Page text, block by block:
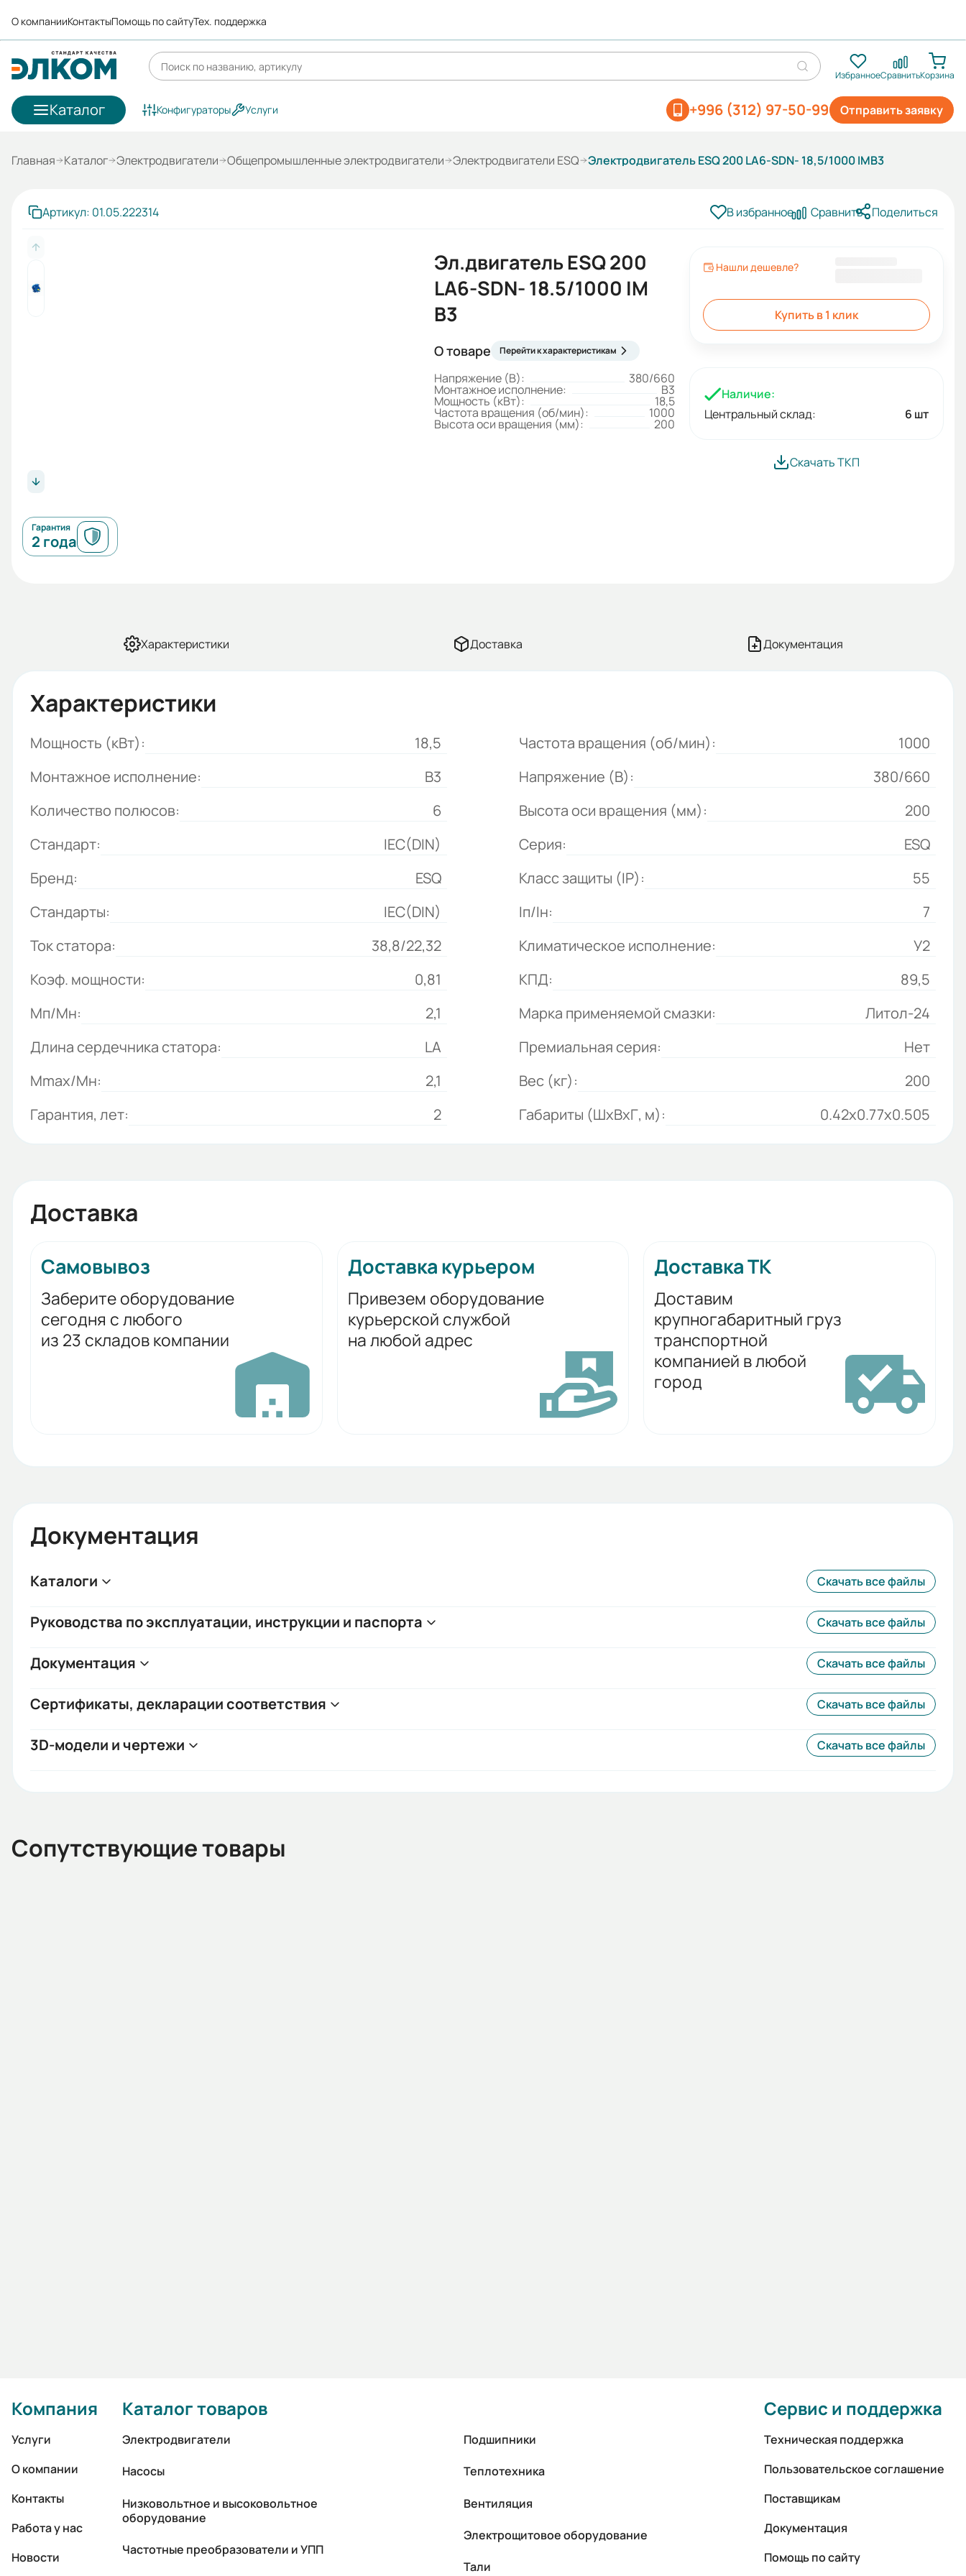
О компанииКонтактыПомощь по сайтуТех. поддержка
ИзбранноеСравнитьКорзина
Каталог Отправить заявку
+996 (312) 97-50-99
Конфигураторы Услуги
Главная Каталог Электродвигатели Общепромышленные электродвигатели Электродвигатели ESQ Электродвигатель ESQ 200 LA6-SDN- 18,5/1000 IMB3
Артикул: 01.05.222314 В избранное Сравнить Поделиться
Гарантия
2 года
Эл.двигатель ESQ 200
LA6-SDN- 18.5/1000 IM
B3
О товаре Перейти к характеристикам
Напряжение (В): 380/660
Монтажное исполнение: B3
Мощность (кВт): 18,5
Частота вращения (об/мин): 1000
Высота оси вращения (мм): 200
Нашли дешевле?
Купить в 1 клик
Наличие:
Центральный склад:
6 шт
Скачать ТКП
Характеристики Доставка Документация
Характеристики
Мощность (кВт): 18,5 Частота вращения (об/мин):
1000
Монтажное исполнение:
B3 Напряжение (В):
380/660
Количество полюсов:
6 Высота оси вращения (мм):
200
Стандарт:
IEC(DIN) Серия:
ESQ
Бренд:
ESQ Класс защиты (IP):
55
Стандарты:
IEC(DIN) Iп/Iн:
7
Ток статора:
38,8/22,32 Климатическое исполнение:
У2
Коэф. мощности:
0,81 КПД:
89,5
Мп/Мн:
2,1 Марка применяемой смазки:
Литол-24
Длина сердечника статора:
LA Премиальная серия:
Нет
Mmax/Mн:
2,1 Вес (кг):
200
Гарантия, лет:
2 Габариты (ШхВхГ, м): 0.42x0.77x0.505
Доставка
Самовывоз
Заберите оборудование
сегодня с любого
из 23 складов компании
Доставка курьером
Привезем оборудование
курьерской службой
на любой адрес
Доставка ТК
Доставим
крупногабаритный груз
транспортной
компанией в любой
город
Документация
Каталоги Скачать все файлы
Руководства по эксплуатации, инструкции и паспорта Скачать все файлы
Документация Скачать все файлы
Сертификаты, декларации соответствия Скачать все файлы
3D-модели и чертежи Скачать все файлы
Сопутствующие товары
Компания
Услуги
О компании
Контакты
Работа у нас
Новости
Каталог товаров
Электродвигатели
Насосы
Низковольтное и высоковольтное
оборудование
Частотные преобразователи и УПП
Подшипники
Теплотехника
Вентиляция
Электрощитовое оборудование
Тали
Сервис и поддержка
Техническая поддержка
Пользовательское соглашение
Поставщикам
Документация
Помощь по сайту